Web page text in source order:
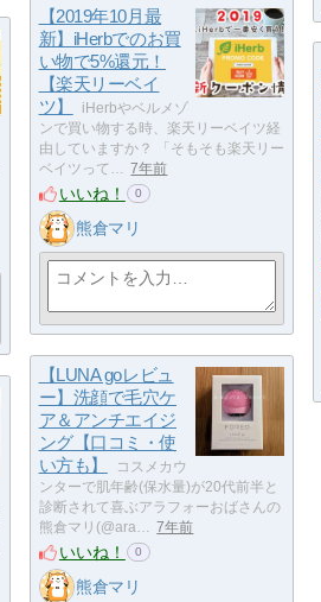
【2019年10月最
新】iHerbでのお買
い物で5%還元！
【楽天リーベイ
ツ】
iHerbやベルメゾ
ンで買い物する時、楽天リーベイツ経
由していますか？ 「そもそも楽天リー
ベイツって…
7年前
いいね！ 0
熊倉マリ
【LUNA goレビュ
ー】洗顔で毛穴ケ
ア＆アンチエイジ
ング【口コミ・使
い方も】
コスメカウ
ンターで肌年齢(保水量)が20代前半と
診断されて喜ぶアラフォーおばさんの
熊倉マリ(@ara…
7年前
いいね！ 0
熊倉マリ